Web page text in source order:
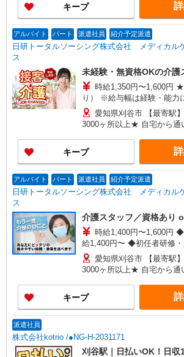
キープ
アルバイト パート 派遣社員 紹介予定派遣
日研トータルソーシング株式会社 メディカル
ス
未経験・無資格OKの介護
時給1,350円〜1,600円
り） ※給与幅は経験・能
愛知県刈谷市 【最寄駅】一ツ木
3000ヶ所以上★ 自宅から通
キープ
アルバイト パート 派遣社員 紹介予定派遣
日研トータルソーシング株式会社 メディカル
ス
介護スタッフ／資格あり
時給1,400円〜1,600円 ◆無資格・経験者：時
給1,400円〜 ◆初任者研修
円〜 ◆初任者研修・経験者
護福祉士：時給1,600円〜 ※経験者は3ヶ月以上 ※
給与幅は経験・能力による ★週払いOK（規定あ
り）
愛知県刈谷市 【最寄駅】刈谷駅
3000ヶ所以上★ 自宅から通
キープ
派遣社員
株式会社kotrio /●NG-H-2031171
刈谷駅｜日払いOK！日収